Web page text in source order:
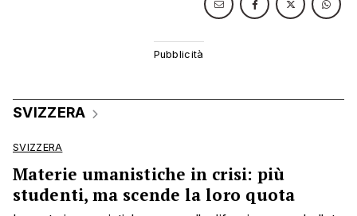
SVIZZERA
SVIZZERA
Materie umanistiche in crisi: più
studenti, ma scende la loro quota